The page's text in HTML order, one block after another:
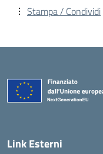
Stampa / Condividi
Link Esterni